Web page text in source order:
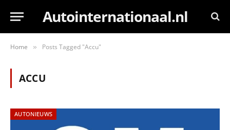
Autointernationaal.nl
Home » Posts Tagged "Accu"
ACCU
AUTONIEUWS